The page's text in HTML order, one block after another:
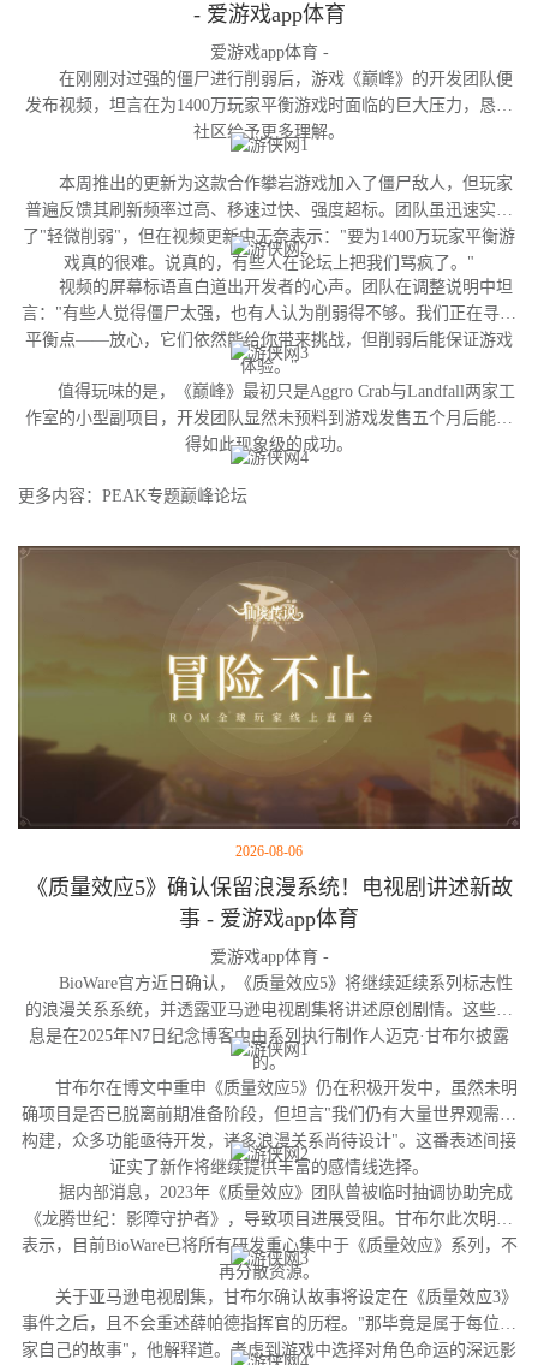
- 爱游戏app体育
爱游戏app体育 -
在刚刚对过强的僵尸进行削弱后，游戏《巅峰》的开发团队便
发布视频，坦言在为1400万玩家平衡游戏时面临的巨大压力，恳请
社区给予更多理解。
本周推出的更新为这款合作攀岩游戏加入了僵尸敌人，但玩家
普遍反馈其刷新频率过高、移速过快、强度超标。团队虽迅速实施
了"轻微削弱"，但在视频更新中无奈表示："要为1400万玩家平衡游
戏真的很难。说真的，有些人在论坛上把我们骂疯了。"
视频的屏幕标语直白道出开发者的心声。团队在调整说明中坦
言："有些人觉得僵尸太强，也有人认为削弱得不够。我们正在寻找
平衡点——放心，它们依然能给你带来挑战，但削弱后能保证游戏
体验。"
值得玩味的是，《巅峰》最初只是Aggro Crab与Landfall两家工
作室的小型副项目，开发团队显然未预料到游戏发售五个月后能获
得如此现象级的成功。
更多内容：PEAK专题巅峰论坛
2026-08-06
《质量效应5》确认保留浪漫系统！电视剧讲述新故
事 - 爱游戏app体育
爱游戏app体育 -
BioWare官方近日确认，《质量效应5》将继续延续系列标志性
的浪漫关系系统，并透露亚马逊电视剧集将讲述原创剧情。这些消
息是在2025年N7日纪念博客中由系列执行制作人迈克·甘布尔披露
的。
甘布尔在博文中重申《质量效应5》仍在积极开发中，虽然未明
确项目是否已脱离前期准备阶段，但坦言"我们仍有大量世界观需要
构建，众多功能亟待开发，诸多浪漫关系尚待设计"。这番表述间接
证实了新作将继续提供丰富的感情线选择。
据内部消息，2023年《质量效应》团队曾被临时抽调协助完成
《龙腾世纪：影障守护者》，导致项目进展受阻。甘布尔此次明确
表示，目前BioWare已将所有研发重心集中于《质量效应》系列，不
再分散资源。
关于亚马逊电视剧集，甘布尔确认故事将设定在《质量效应3》
事件之后，且不会重述薛帕德指挥官的历程。"那毕竟是属于每位玩
家自己的故事"，他解释道。考虑到游戏中选择对角色命运的深远影